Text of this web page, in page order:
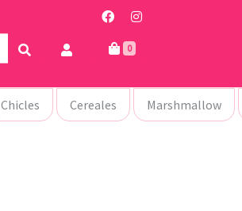
0
Chicles Cereales Marshmallow